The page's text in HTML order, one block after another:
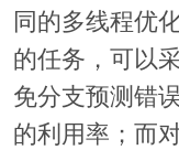
同的多线程优
的任务，可以
免分支预测错
的利用率；而